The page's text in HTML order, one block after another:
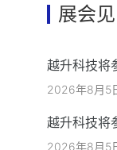
展会见
越升科技
2026年8月5
越升科技将
2026年8月5